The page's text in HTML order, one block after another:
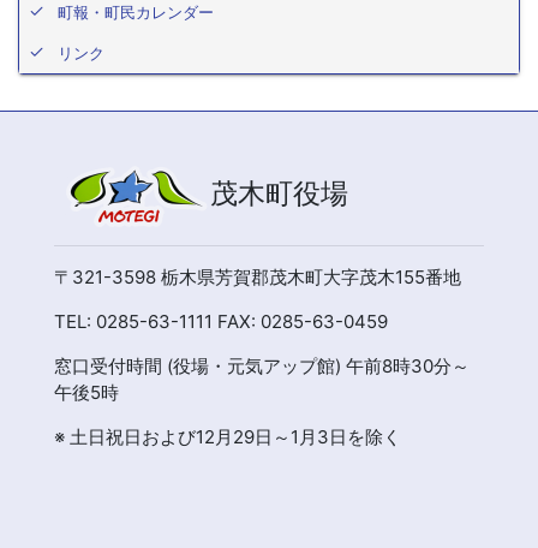
町報・町民カレンダー
リンク
茂木町役場
〒321-3598 栃木県芳賀郡茂木町大字茂木155番地
TEL: 0285-63-1111 FAX: 0285-63-0459
窓口受付時間 (役場・元気アップ館) 午前8時30分～
午後5時
※ 土日祝日および12月29日～1月3日を除く